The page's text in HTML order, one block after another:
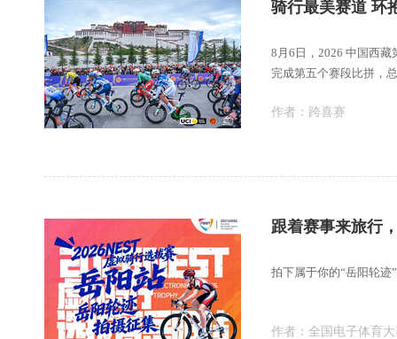
8月6日，2026 中国西
完成第五个赛段比拼，
作者： 跨喜赛
跟着赛事来旅行
拍下属于你的“岳阳轮迹
作者： 全国电子体育